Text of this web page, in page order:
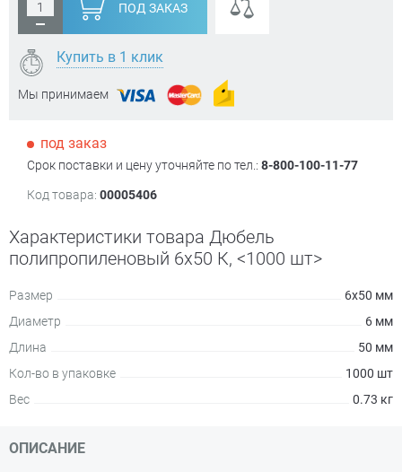
ПОД ЗАКАЗ
Купить в 1 клик
Мы принимаем
под заказ
Срок поставки и цену уточняйте по тел.: 8-800-100-11-77
Код товара: 00005406
Характеристики товара Дюбель
полипропиленовый 6х50 К, <1000 шт>
Размер
6х50 мм
Диаметр
6 мм
Длина
50 мм
Кол-во в упаковке
1000 шт
Вес
0.73 кг
ОПИСАНИЕ